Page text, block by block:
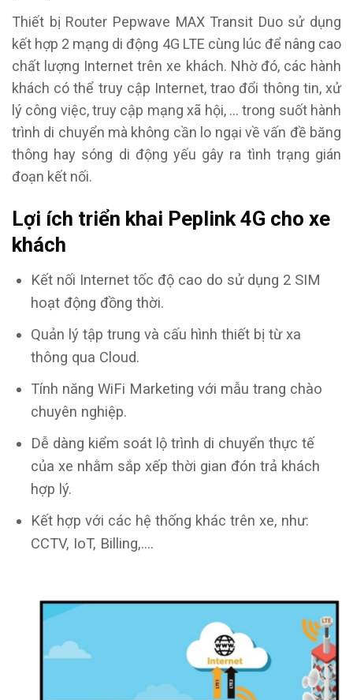
Thiết bị Router Pepwave MAX Transit Duo sử dụng
kết hợp 2 mạng di động 4G LTE cùng lúc để nâng cao
chất lượng Internet trên xe khách. Nhờ đó, các hành
khách có thể truy cập Internet, trao đổi thông tin, xử
lý công việc, truy cập mạng xã hội, … trong suốt hành
trình di chuyển mà không cần lo ngại về vấn đề băng
thông hay sóng di động yếu gây ra tình trạng gián
đoạn kết nối.
Lợi ích triển khai Peplink 4G cho xe
khách
Kết nối Internet tốc độ cao do sử dụng 2 SIM
hoạt động đồng thời.
Quản lý tập trung và cấu hình thiết bị từ xa
thông qua Cloud.
Tính năng WiFi Marketing với mẫu trang chào
chuyên nghiệp.
Dễ dàng kiểm soát lộ trình di chuyển thực tế
của xe nhằm sắp xếp thời gian đón trả khách
hợp lý.
Kết hợp với các hệ thống khác trên xe, như:
CCTV, IoT, Billing,….